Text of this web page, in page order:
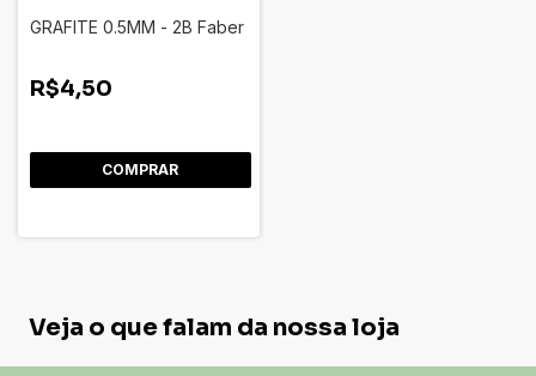
GRAFITE 0.5MM - 2B Faber
R$4,50
Veja o que falam da nossa loja